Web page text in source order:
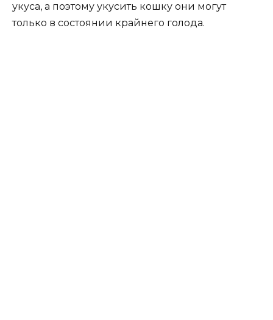
укуса, а поэтому укусить кошку они могут
только в состоянии крайнего голода.